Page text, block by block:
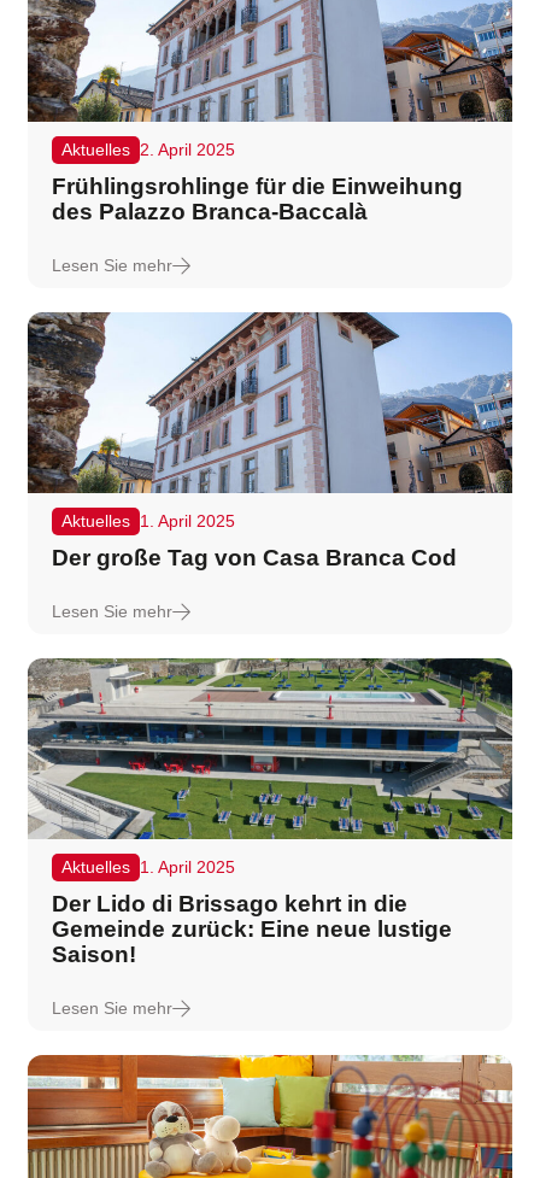
Aktuelles 2. April 2025
Frühlingsrohlinge für die Einweihung
des Palazzo Branca-Baccalà
Lesen Sie mehr
Aktuelles 1. April 2025
Der große Tag von Casa Branca Cod
Lesen Sie mehr
Aktuelles 1. April 2025
Der Lido di Brissago kehrt in die
Gemeinde zurück: Eine neue lustige
Saison!
Lesen Sie mehr